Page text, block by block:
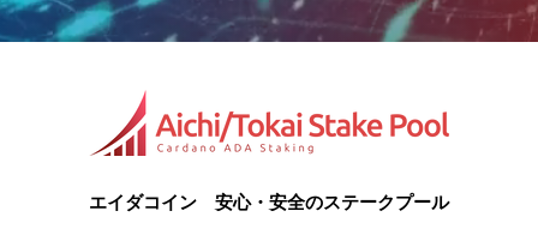
エイダコイン 安心・安全のステークプール